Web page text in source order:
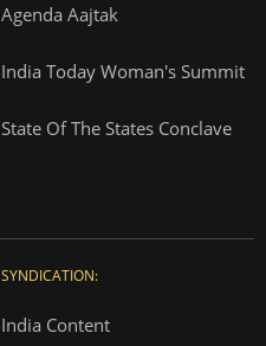
Agenda Aajtak
India Today Woman's Summit
State Of The States Conclave
SYNDICATION:
India Content